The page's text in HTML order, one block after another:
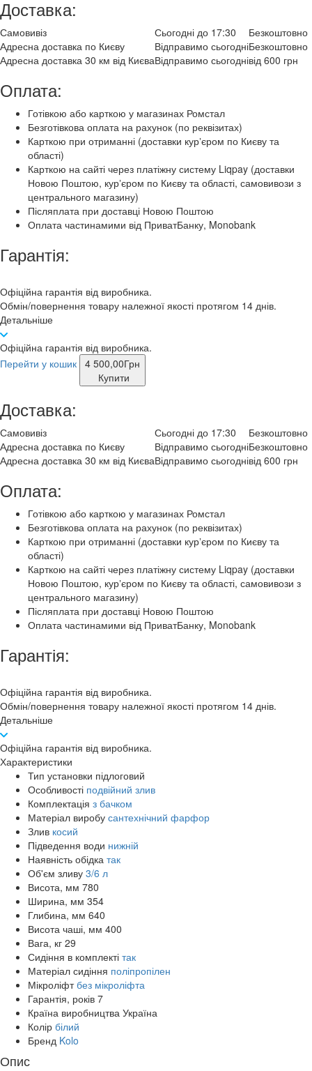
Доставка:
Самовивіз Сьогодні до 17:30
Безкоштовно
Адресна доставка по Києву
Відправимо сьогодніБезкоштовно
Адресна доставка 30 км від КиєваВідправимо сьогоднівід 600 грн
Оплата:
Готівкою або карткою у магазинах Ромстал
Безготівкова оплата на рахунок (по реквізитах)
Карткою при отриманні (доставки курʼєром по Києву та
області)
Карткою на сайті через платіжну систему Liqpay (доставки
Новою Поштою, курʼєром по Києву та області, самовивози з
центрального магазину)
Післяплата при доставці Новою Поштою
Оплата частинамими від ПриватБанку, Monobank
Гарантія:
Офіційна гарантія від виробника.
Обмін/повернення товару належної якості протягом 14 днів.
Детальніше
Офіційна гарантія від виробника.
Перейти у кошик 4 500,00Грн
Купити
Доставка:
Самовивіз Сьогодні до 17:30
Безкоштовно
Адресна доставка по Києву
Відправимо сьогодніБезкоштовно
Адресна доставка 30 км від КиєваВідправимо сьогоднівід 600 грн
Оплата:
Готівкою або карткою у магазинах Ромстал
Безготівкова оплата на рахунок (по реквізитах)
Карткою при отриманні (доставки курʼєром по Києву та
області)
Карткою на сайті через платіжну систему Liqpay (доставки
Новою Поштою, курʼєром по Києву та області, самовивози з
центрального магазину)
Післяплата при доставці Новою Поштою
Оплата частинамими від ПриватБанку, Monobank
Гарантія:
Офіційна гарантія від виробника.
Обмін/повернення товару належної якості протягом 14 днів.
Детальніше
Офіційна гарантія від виробника.
Характеристики
Тип установки підлоговий
Особливості подвійний злив
Комплектація з бачком
Матеріал виробу сантехнічний фарфор
Злив косий
Підведення води нижній
Наявність обідка так
Об'єм зливу 3/6 л
Висота, мм 780
Ширина, мм 354
Глибина, мм 640
Висота чаші, мм 400
Вага, кг 29
Сидіння в комплекті так
Матеріал сидіння поліпропілен
Мікроліфт без мікроліфта
Гарантія, років 7
Країна виробництва Україна
Колір білий
Бренд Kolo
Опис